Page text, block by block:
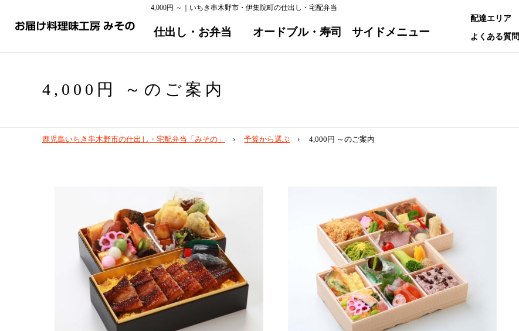
4,000円 ～｜いちき串木野市・伊集院町の仕出し・宅配弁当
仕出し・お弁当 オードブル・寿司 サイドメニュー
配達エリア
よくある質問
4,000円 ～のご案内
鹿児島いちき串木野市の仕出し・宅配弁当「みその」 予算から選ぶ 4,000円 ～のご案内